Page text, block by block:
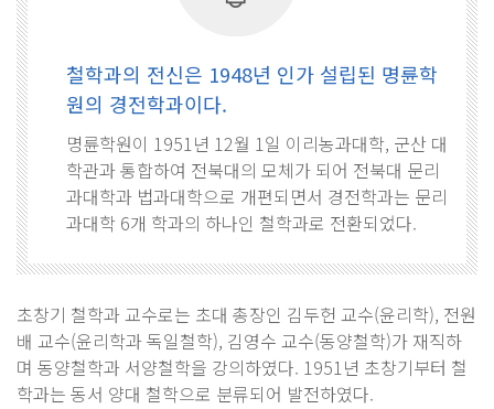
철학과의 전신은 1948년 인가 설립된 명륜학
원의 경전학과이다.
명륜학원이 1951년 12월 1일 이리농과대학, 군산 대
학관과 통합하여 전북대의 모체가 되어 전북대 문리
과대학과 법과대학으로 개편되면서 경전학과는 문리
과대학 6개 학과의 하나인 철학과로 전환되었다.
초창기 철학과 교수로는 초대 총장인 김두헌 교수(윤리학), 전원
배 교수(윤리학과 독일철학), 김영수 교수(동양철학)가 재직하
며 동양철학과 서양철학을 강의하였다. 1951년 초창기부터 철
학과는 동서 양대 철학으로 분류되어 발전하였다.